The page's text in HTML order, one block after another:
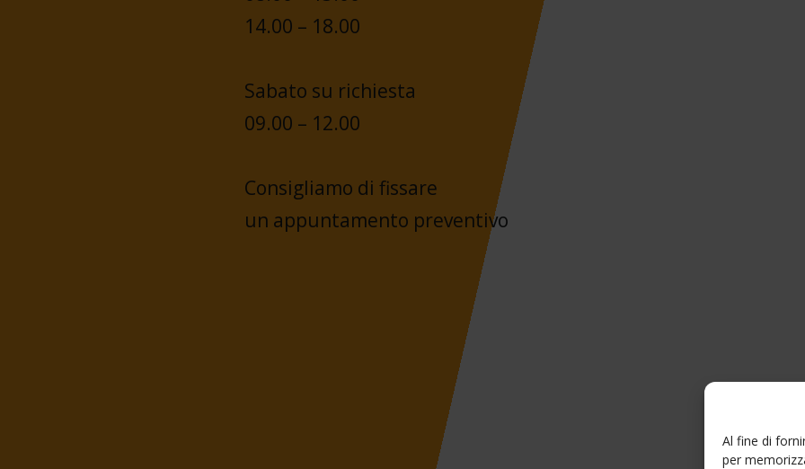
Al fine di
per
14.00 – 18.00
Sabato su richiesta
09.00 – 12.00
Consigliamo di fissare
un appuntamento preventivo